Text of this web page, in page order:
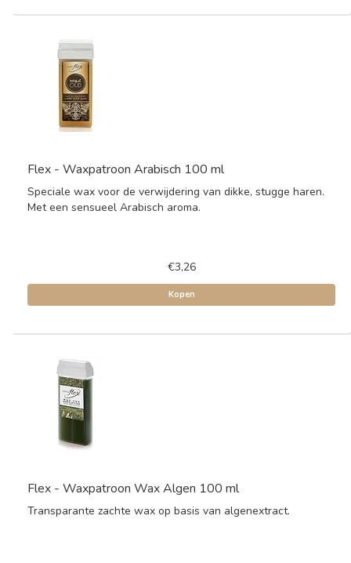
Flex - Waxpatroon Arabisch 100 ml
Speciale wax voor de verwijdering van dikke, stugge haren.
Met een sensueel Arabisch aroma.
€3,26
Kopen
Flex - Waxpatroon Wax Algen 100 ml
Transparante zachte wax op basis van algenextract.